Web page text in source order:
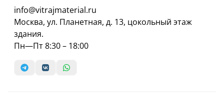
info@vitrajmaterial.ru
Москва, ул. Планетная, д. 13, цокольный этаж
здания.
Пн—Пт 8:30 – 18:00